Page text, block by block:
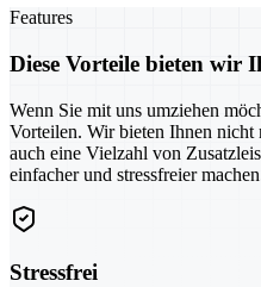
Features
Diese Vorteile bieten wir
Wenn Sie mit uns umziehen
Vorteilen. Wir bieten Ihnen nicht
auch eine Vielzahl von
einfacher und stressfreier
Stressfrei